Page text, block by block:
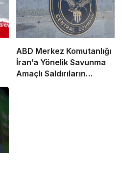
ABD Merkez Komutanlığı
İran’a Yönelik Savunma
Amaçlı Saldırıların